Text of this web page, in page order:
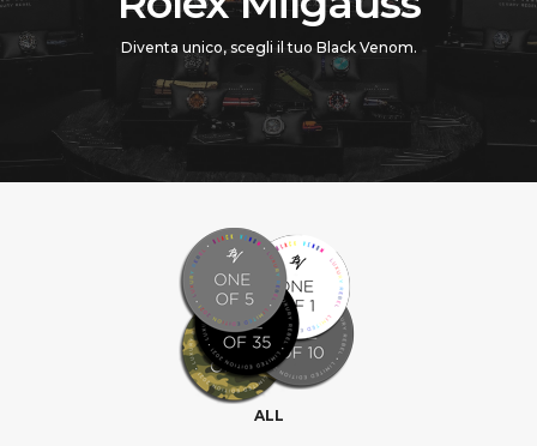
Diventa unico, scegli il tuo Black Venom.
ALL